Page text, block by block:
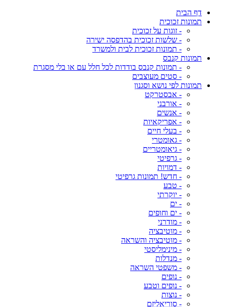
דף הבית
תמונות זכוכית
- זוגות על זכוכית
- שלשות זכוכית בהדפסה ישירה
- תמונות זכוכית לבית ולמשרד
תמונות קנבס
- תמונות קנבס בודדות לכל חלל עם או בלי מסגרת
- סטים מעוצבים
תמונות לפי נושא וסגנון
- אבסטרקט
- אורבני
- אנשים
- אפריקאיות
- בעלי חיים
- גאומטרי
- גיאומטריים
- גרפיטי
- דמויות
- חדש! תמונות גרפיטי
- טבע
- יוקרתי
- ים
- ים וחופים
- מודרני
- מוטיבציה
- מוטיבציה והשראה
- מינימליסטי
- מנדלות
- משפטי השראה
- נופים
- נופים וטבע
- נוצות
- סוריאליזם